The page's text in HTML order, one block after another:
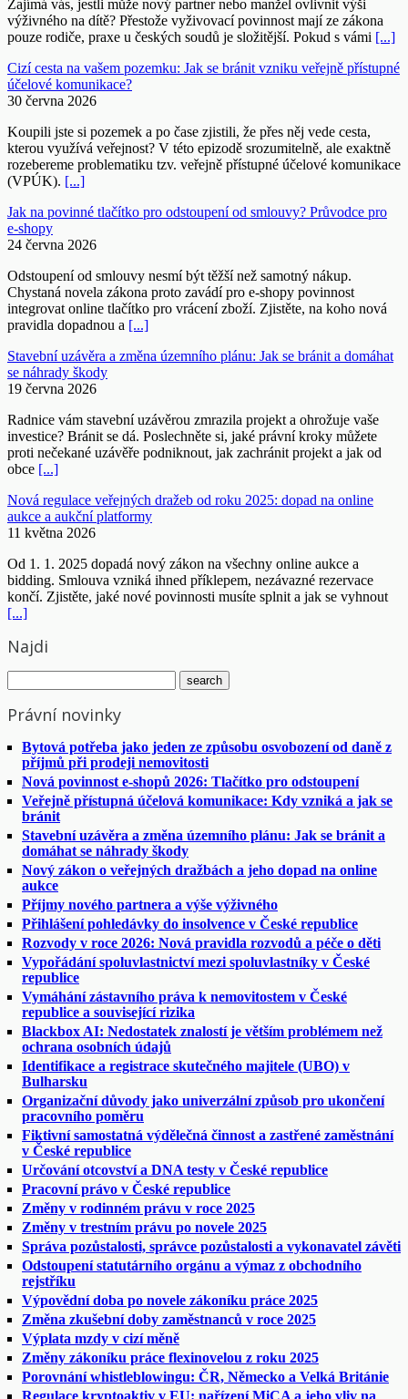
Zajímá vás, jestli může nový partner nebo manžel ovlivnit výši
výživného na dítě? Přestože vyživovací povinnost mají ze zákona
pouze rodiče, praxe u českých soudů je složitější. Pokud s vámi [...]
Cizí cesta na vašem pozemku: Jak se bránit vzniku veřejně přístupné
účelové komunikace?
30 června 2026
Koupili jste si pozemek a po čase zjistili, že přes něj vede cesta,
kterou využívá veřejnost? V této epizodě srozumitelně, ale exaktně
rozebereme problematiku tzv. veřejně přístupné účelové komunikace
(VPÚK). [...]
Jak na povinné tlačítko pro odstoupení od smlouvy? Průvodce pro
e-shopy
24 června 2026
Odstoupení od smlouvy nesmí být těžší než samotný nákup.
Chystaná novela zákona proto zavádí pro e-shopy povinnost
integrovat online tlačítko pro vrácení zboží. Zjistěte, na koho nová
pravidla dopadnou a [...]
Stavební uzávěra a změna územního plánu: Jak se bránit a domáhat
se náhrady škody
19 června 2026
Radnice vám stavební uzávěrou zmrazila projekt a ohrožuje vaše
investice? Bránit se dá. Poslechněte si, jaké právní kroky můžete
proti nečekané uzávěře podniknout, jak zachránit projekt a jak od
obce [...]
Nová regulace veřejných dražeb od roku 2025: dopad na online
aukce a aukční platformy
11 května 2026
Od 1. 1. 2025 dopadá nový zákon na všechny online aukce a
bidding. Smlouva vzniká ihned příklepem, nezávazné rezervace
končí. Zjistěte, jaké nové povinnosti musíte splnit a jak se vyhnout
[...]
Najdi
Právní novinky
Bytová potřeba jako jeden ze způsobu osvobození od daně z
příjmů při prodeji nemovitosti
Nová povinnost e-shopů 2026: Tlačítko pro odstoupení
Veřejně přístupná účelová komunikace: Kdy vzniká a jak se
bránit
Stavební uzávěra a změna územního plánu: Jak se bránit a
domáhat se náhrady škody
Nový zákon o veřejných dražbách a jeho dopad na online
aukce
Příjmy nového partnera a výše výživného
Přihlášení pohledávky do insolvence v České republice
Rozvody v roce 2026: Nová pravidla rozvodů a péče o děti
Vypořádání spoluvlastnictví mezi spoluvlastníky v České
republice
Vymáhání zástavního práva k nemovitostem v České
republice a související rizika
Blackbox AI: Nedostatek znalostí je větším problémem než
ochrana osobních údajů
Identifikace a registrace skutečného majitele (UBO) v
Bulharsku
Organizační důvody jako univerzální způsob pro ukončení
pracovního poměru
Fiktivní samostatná výdělečná činnost a zastřené zaměstnání
v České republice
Určování otcovství a DNA testy v České republice
Pracovní právo v České republice
Změny v rodinném právu v roce 2025
Změny v trestním právu po novele 2025
Správa pozůstalosti, správce pozůstalosti a vykonavatel závěti
Odstoupení statutárního orgánu a výmaz z obchodního
rejstříku
Výpovědní doba po novele zákoníku práce 2025
Změna zkušební doby zaměstnanců v roce 2025
Výplata mzdy v cizí měně
Změny zákoníku práce flexinovelou z roku 2025
Porovnání whistleblowingu: ČR, Německo a Velká Británie